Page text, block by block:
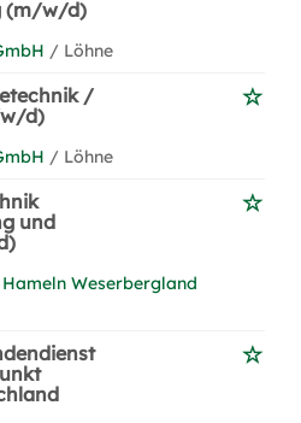
(m/w/d)
/ Löhne
/
d)
/ Löhne
und
Weserbergland